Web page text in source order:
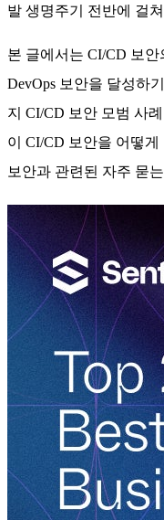
발 생명주기 전반에 걸
본 글에서는 CI/CD 보
DevOps 보안을 달성하
지 CI/CD 보안 모범 사
이 CI/CD 보안을 어떻
보안과 관련된 자주 묻